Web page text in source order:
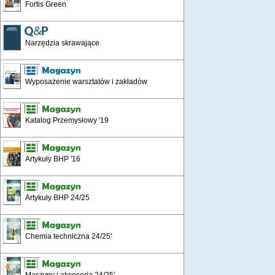
Fortis Green
Narzędzia skrawające
Wyposażenie warsztatów i zakładów
Katalog Przemysłowy '19
Artykuły BHP '16
Artykuły BHP 24/25
Chemia techniczna 24/25'